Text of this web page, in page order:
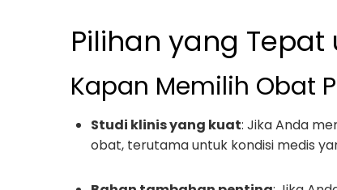
Pilihan yang Tepat
Kapan Memilih Obat
Studi klinis yang kuat: Jika Anda
obat, terutama untuk kondisi medis